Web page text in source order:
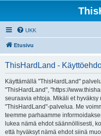
UKK
Etusivu
ThisHardLand -
Käyttämällä "ThisHardLand"
"ThisHardLand", "https://
seuraavia ehtoja. Mikäli et
"ThisHardLand"-palvelua. Me
teemme parhaamme
lukea nämä ehdot säännöllisesti,
että hyväksyt nämä ehdot siinä